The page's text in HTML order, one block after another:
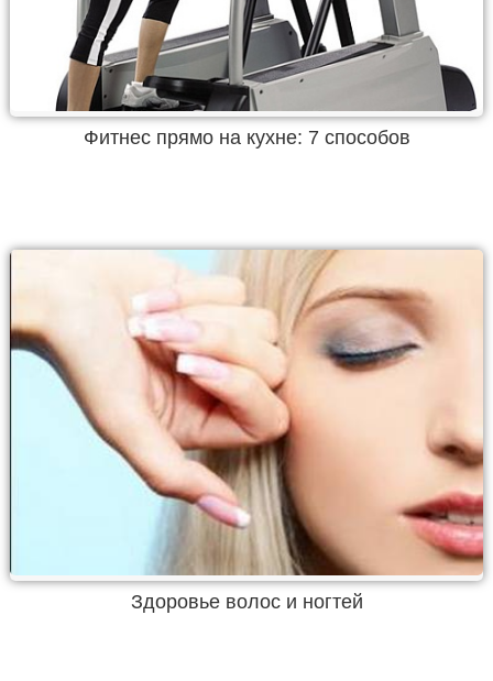
Фитнес прямо на кухне: 7 способов
Здоровье волос и ногтей